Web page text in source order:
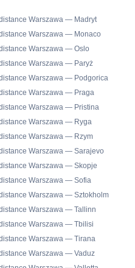
Warszawa — Madryt
Warszawa — Monaco
Warszawa — Oslo
Warszawa — Paryż
Warszawa — Podgorica
Warszawa — Praga
Warszawa — Pristina
Warszawa — Ryga
Warszawa — Rzym
Warszawa — Sarajevo
Warszawa — Skopje
Warszawa — Sofia
Warszawa — Sztokholm
Warszawa — Tallinn
Warszawa — Tbilisi
Warszawa — Tirana
Warszawa — Vaduz